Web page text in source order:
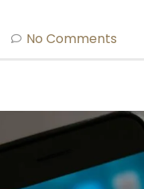
No Comments